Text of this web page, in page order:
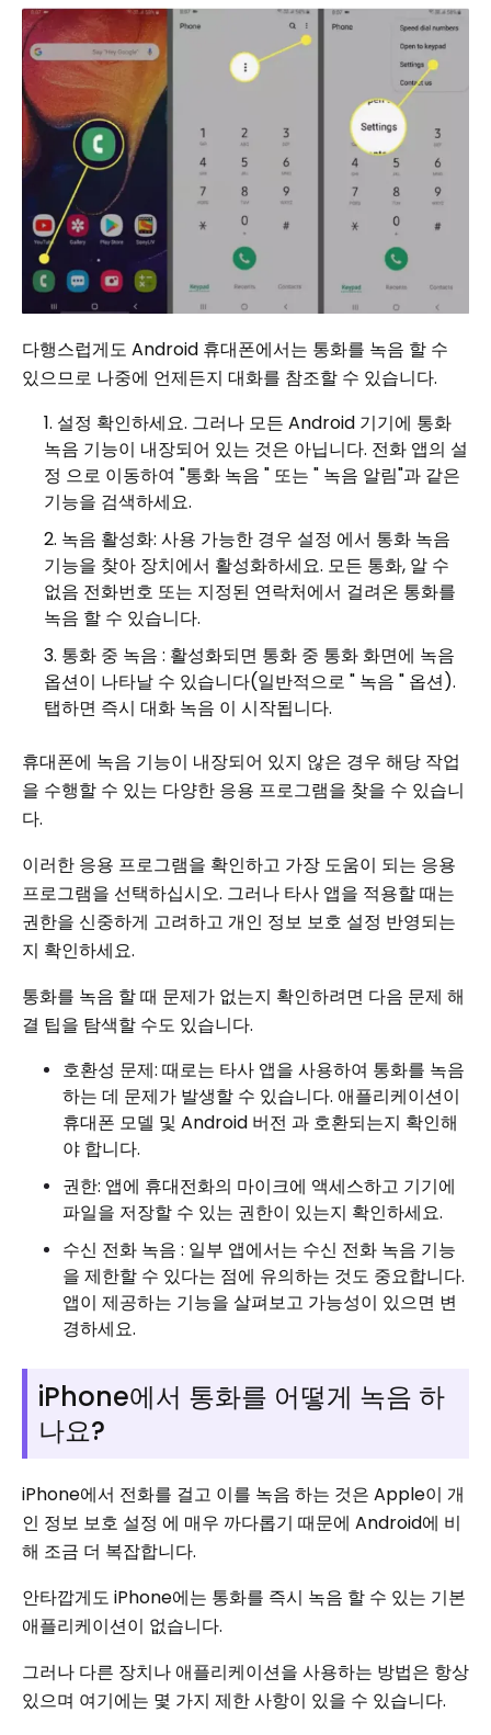
다행스럽게도 Android 휴대폰에서는 통화를 녹음 할 수
있으므로 나중에 언제든지 대화를 참조할 수 있습니다.
설정 확인하세요. 그러나 모든 Android 기기에 통화
녹음 기능이 내장되어 있는 것은 아닙니다. 전화 앱의 설
정 으로 이동하여 "통화 녹음 " 또는 " 녹음 알림"과 같은
기능을 검색하세요.
녹음 활성화: 사용 가능한 경우 설정 에서 통화 녹음
기능을 찾아 장치에서 활성화하세요. 모든 통화, 알 수
없음 전화번호 또는 지정된 연락처에서 걸려온 통화를
녹음 할 수 있습니다.
통화 중 녹음 : 활성화되면 통화 중 통화 화면에 녹음
옵션이 나타날 수 있습니다(일반적으로 " 녹음 " 옵션).
탭하면 즉시 대화 녹음 이 시작됩니다.
휴대폰에 녹음 기능이 내장되어 있지 않은 경우 해당 작업
을 수행할 수 있는 다양한 응용 프로그램을 찾을 수 있습니
다.
이러한 응용 프로그램을 확인하고 가장 도움이 되는 응용
프로그램을 선택하십시오. 그러나 타사 앱을 적용할 때는
권한을 신중하게 고려하고 개인 정보 보호 설정 반영되는
지 확인하세요.
통화를 녹음 할 때 문제가 없는지 확인하려면 다음 문제 해
결 팁을 탐색할 수도 있습니다.
호환성 문제: 때로는 타사 앱을 사용하여 통화를 녹음
하는 데 문제가 발생할 수 있습니다. 애플리케이션이
휴대폰 모델 및 Android 버전 과 호환되는지 확인해
야 합니다.
권한: 앱에 휴대전화의 마이크에 액세스하고 기기에
파일을 저장할 수 있는 권한이 있는지 확인하세요.
수신 전화 녹음 : 일부 앱에서는 수신 전화 녹음 기능
을 제한할 수 있다는 점에 유의하는 것도 중요합니다.
앱이 제공하는 기능을 살펴보고 가능성이 있으면 변
경하세요.
iPhone에서 통화를 어떻게 녹음 하
나요?
iPhone에서 전화를 걸고 이를 녹음 하는 것은 Apple이 개
인 정보 보호 설정 에 매우 까다롭기 때문에 Android에 비
해 조금 더 복잡합니다.
안타깝게도 iPhone에는 통화를 즉시 녹음 할 수 있는 기본
애플리케이션이 없습니다.
그러나 다른 장치나 애플리케이션을 사용하는 방법은 항상
있으며 여기에는 몇 가지 제한 사항이 있을 수 있습니다.